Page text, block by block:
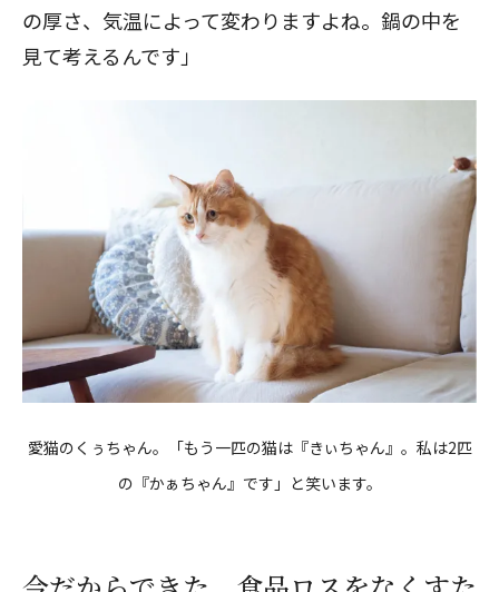
の厚さ、気温によって変わりますよね。鍋の中を
見て考えるんです」
愛猫のくぅちゃん。「もう一匹の猫は『きぃちゃん』。私は2匹
の『かぁちゃん』です」と笑います。